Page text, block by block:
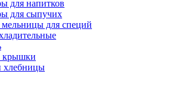
для напитков
для сыпучих
для специй
крышки
хлебницы